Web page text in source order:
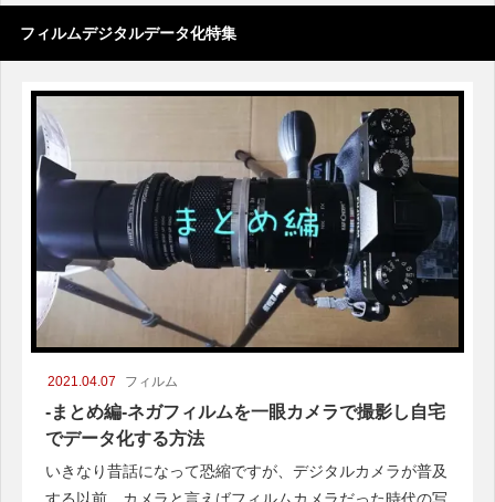
フィルムデジタルデータ化特集
2021.04.07 フィルム
-まとめ編-ネガフィルムを一眼カメラで撮影し自宅
でデータ化する方法
いきなり昔話になって恐縮ですが、デジタルカメラが普及
する以前、カメラと言えばフィルムカメラだった時代の写